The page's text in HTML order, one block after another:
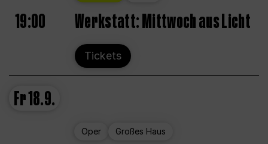
19:00 Werkstatt: Mittwoch aus Licht
Tickets
Fr18.9.
Oper Großes Haus